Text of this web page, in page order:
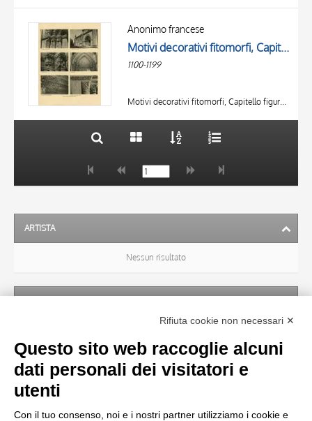
Anonimo francese
Motivi decorativi fitomorfi, Capitello figurato, Crocifissione di san Pietro, Mascheroni, Motivo decorativo con animali fantastici
1100-1199
Motivi decorativi fitomorfi, Capitello figurato, Crocifissione di san Pietro, Mascheroni, Motivo decorativo con animali fantastici
TITOLO
OGGETTO
20 RISULTATI
ARTISTA
Nessun risultato
OGGETTO
LOCALIZZAZIONE
Rifiuta cookie non necessari ✕
Questo sito web raccoglie alcuni
dati personali dei visitatori e
utenti
Con il tuo consenso, noi e i nostri partner utilizziamo i cookie e